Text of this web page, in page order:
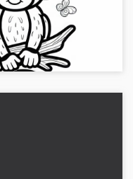
met onze gratis
Download nu en